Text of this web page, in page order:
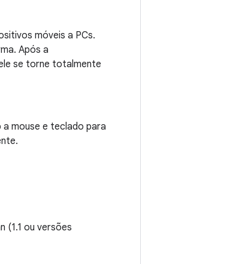
móveis a PCs.
Após a
se torne totalmente
mouse e teclado para
(1.1 ou versões